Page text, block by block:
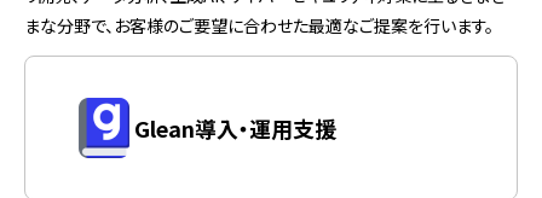
まな分野で、お客様のご要望に合わせた最適なご提案を行います。
Glean導入・運用支援